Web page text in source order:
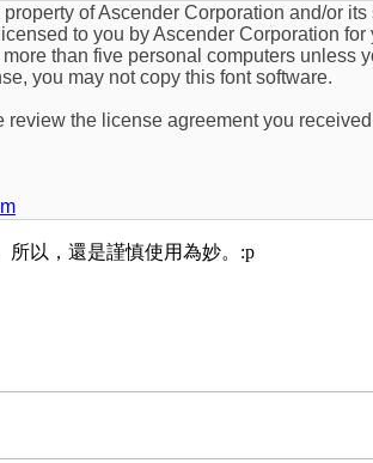
of Ascender Corporation and/or
to you by Ascender Corporation
than five personal computers
you may not copy this font software.
review the license agreement you
所以，還是謹慎使用為妙。:p